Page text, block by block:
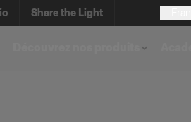
Share the Light